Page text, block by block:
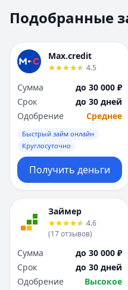
Подобранные
Max.credit
4.5
Сумма
до 30 000 ₽
Срок
до 30 дней
Одобрение
Среднее
Быстрый займ онлайн
Круглосуточно
Получить деньги
Займер
4.6
(17отзывов)
Сумма
до 30 000 ₽
Срок
до 30 дней
Одобрение
Высокое